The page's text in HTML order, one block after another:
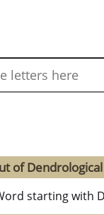
of
starting with